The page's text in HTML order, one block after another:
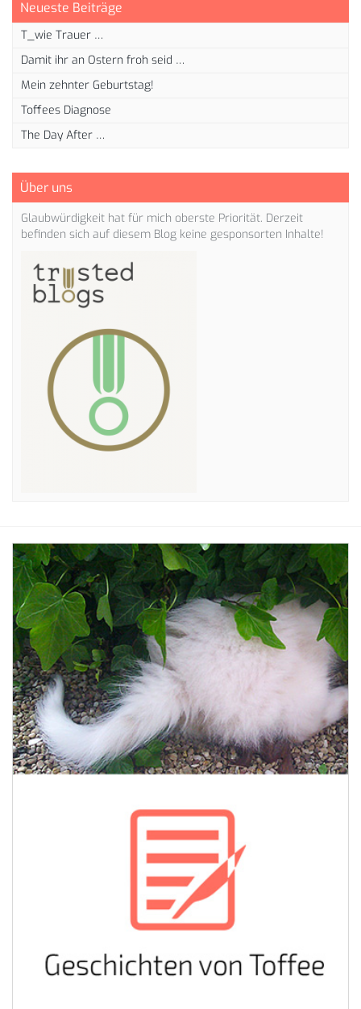
Neueste Beiträge
T_wie Trauer …
Damit ihr an Ostern froh seid …
Mein zehnter Geburtstag!
Toffees Diagnose
The Day After …
Über uns
Glaubwürdigkeit hat für mich oberste Priorität. Derzeit
befinden sich auf diesem Blog keine gesponsorten Inhalte!